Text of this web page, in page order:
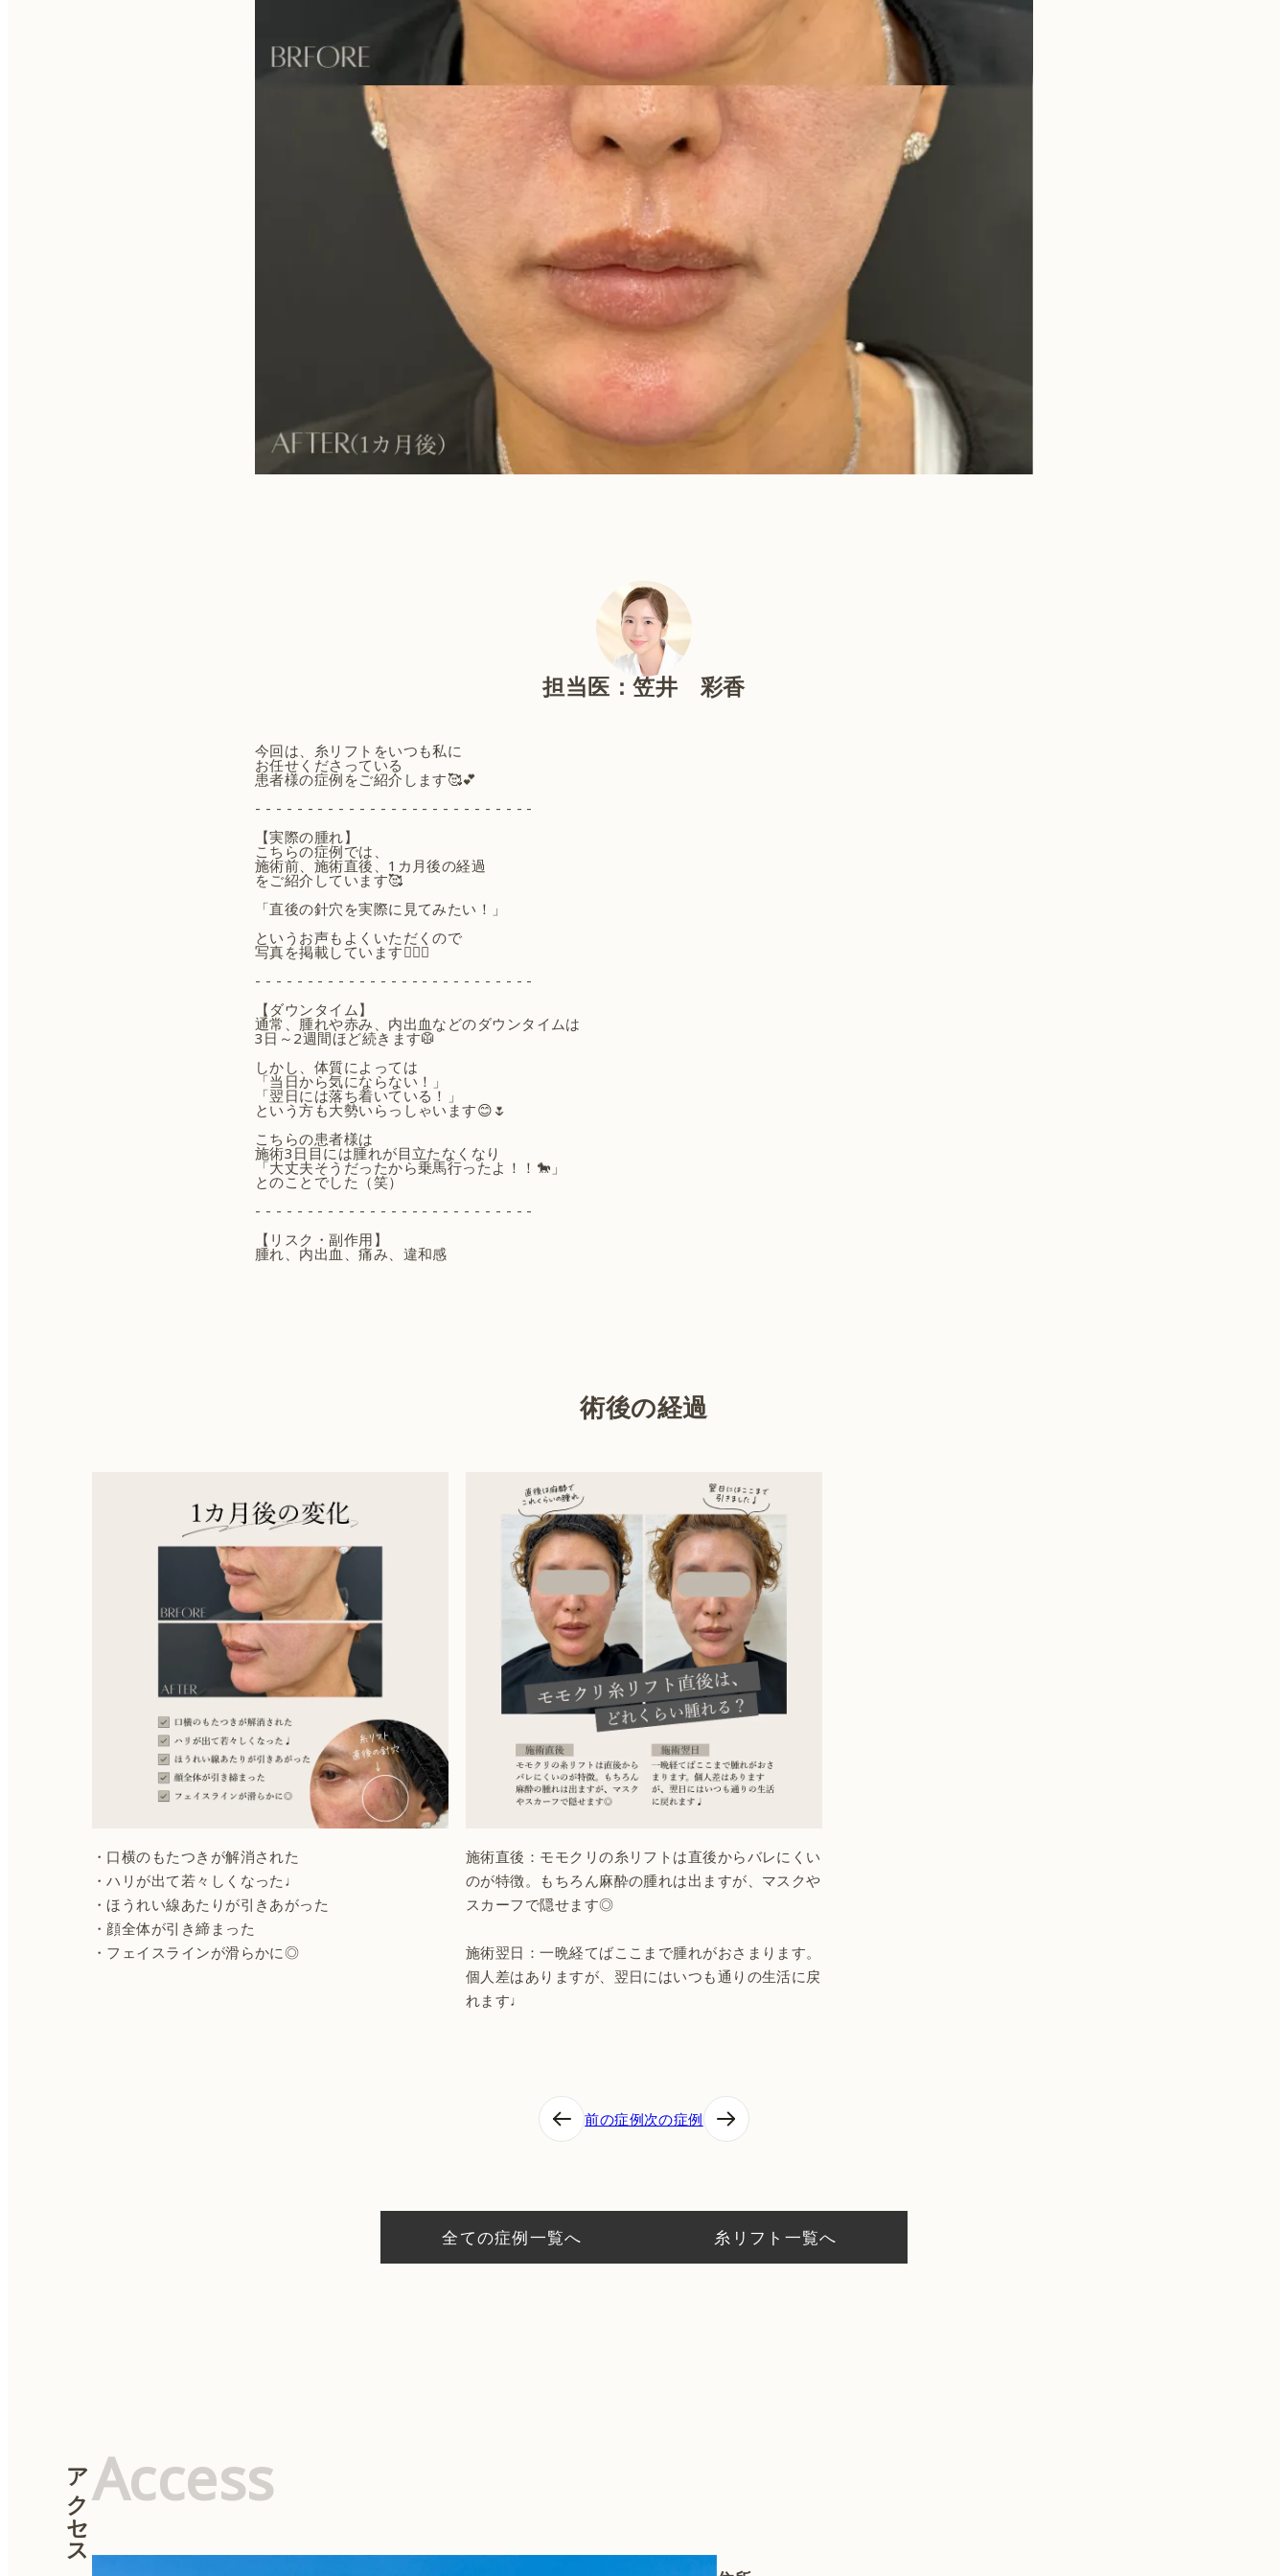
担当医：笠井 彩香
今回は、糸リフトをいつも私に
お任せくださっている
患者様の症例をご紹介します🥰💕
- - - - - - - - - - - - - - - - - - - - - - - - - - -
【実際の腫れ】
こちらの症例では、
施術前、施術直後、1カ月後の経過
をご紹介しています🥰
「直後の針穴を実際に見てみたい！」
というお声もよくいただくので
写真を掲載しています🙇🏻‍♀️
- - - - - - - - - - - - - - - - - - - - - - - - - - -
【ダウンタイム】
通常、腫れや赤み、内出血などのダウンタイムは
3日～2週間ほど続きます🥼
しかし、体質によっては
「当日から気にならない！」
「翌日には落ち着いている！」
という方も大勢いらっしゃいます😊🌷
こちらの患者様は
施術3日目には腫れが目立たなくなり
「大丈夫そうだったから乗馬行ったよ！！🐎」
とのことでした（笑）
- - - - - - - - - - - - - - - - - - - - - - - - - - -
【リスク・副作用】
腫れ、内出血、痛み、違和感
術後の経過
・口横のもたつきが解消された
・ハリが出て若々しくなった♩
・ほうれい線あたりが引きあがった
・顔全体が引き締まった
・フェイスラインが滑らかに◎
施術直後：モモクリの糸リフトは直後からバレにくい
のが特徴。もちろん麻酔の腫れは出ますが、マスクや
スカーフで隠せます◎
施術翌日：一晩経てばここまで腫れがおさまります。
個人差はありますが、翌日にはいつも通りの生活に戻
れます♩
前の症例次の症例
全ての症例一覧へ 糸リフト一覧へ
Access
アクセス